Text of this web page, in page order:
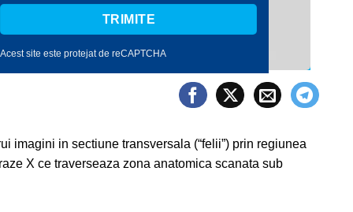
Acest site este protejat de reCAPTCHA
imagini in sectiune transversala (“felii”) prin regiunea
X ce traverseaza zona anatomica scanata sub